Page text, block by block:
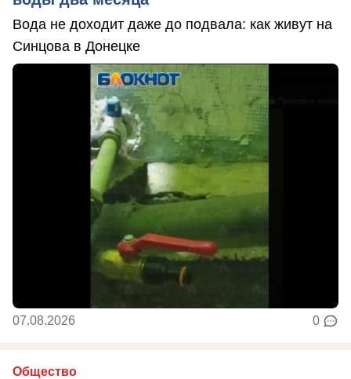
Вода не доходит даже до подвала: как живут на
Синцова в Донецке
07.08.2026 0
Общество